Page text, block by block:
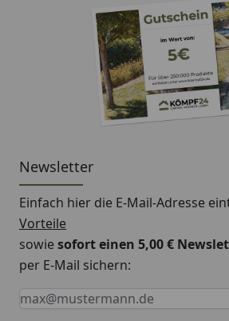
Newsletter
Einfach hier die E-Mail-Adresse
Vorteile
sowiesofort einen 5,00 €
per E-Mail sichern:
Keine Eingabe erforderlich
Eingabe erforderlich
E-Mail *